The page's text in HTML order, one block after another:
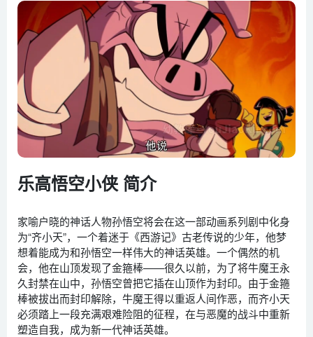
乐高悟空小侠 简介
家喻户晓的神话人物孙悟空将会在这一部动画系列剧中化身
为“齐小天”，一个着迷于《西游记》古老传说的少年，他梦
想着能成为和孙悟空一样伟大的神话英雄。一个偶然的机
会，他在山顶发现了金箍棒——很久以前，为了将牛魔王永
久封禁在山中，孙悟空曾把它插在山顶作为封印。由于金箍
棒被拔出而封印解除，牛魔王得以重返人间作恶，而齐小天
必须踏上一段充满艰难险阻的征程，在与恶魔的战斗中重新
塑造自我，成为新一代神话英雄。